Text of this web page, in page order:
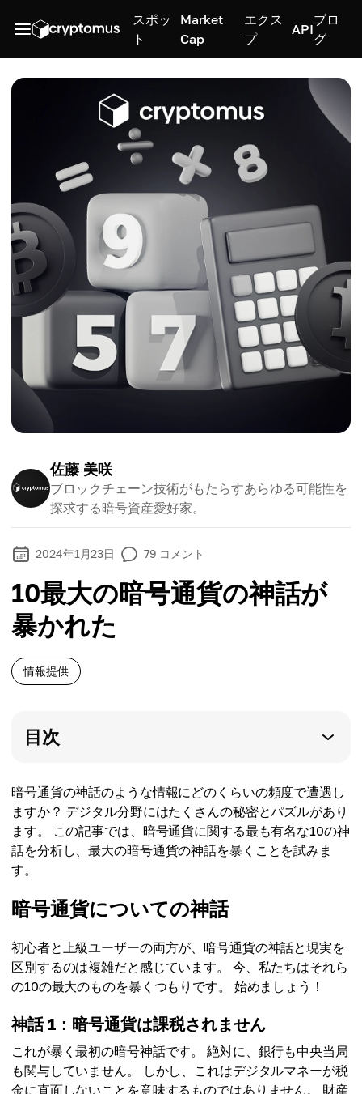
スポッ
ト
Market
Cap
エクス
プ
API
ブロ
グ
佐藤 美咲
ブロックチェーン技術がもたらすあらゆる可能性を
探求する暗号資産愛好家。
2024年1月23日 79 コメント
10最大の暗号通貨の神話が
暴かれた
情報提供
目次
暗号通貨の神話のような情報にどのくらいの頻度で遭遇し
ますか？ デジタル分野にはたくさんの秘密とパズルがあり
ます。 この記事では、暗号通貨に関する最も有名な10の神
話を分析し、最大の暗号通貨の神話を暴くことを試みま
す。
暗号通貨についての神話
初心者と上級ユーザーの両方が、暗号通貨の神話と現実を
区別するのは複雑だと感じています。 今、私たちはそれら
の10の最大のものを暴くつもりです。 始めましょう！
神話 1：暗号通貨は課税されません
これが暴く最初の暗号神話です。 絶対に、銀行も中央当局
も関与していません。 しかし、これはデジタルマネーが税
金に直面しないことを意味するものではありません。 財産